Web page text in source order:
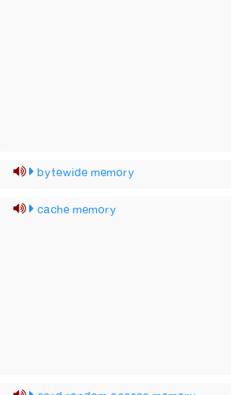
bytewide memory
cache memory